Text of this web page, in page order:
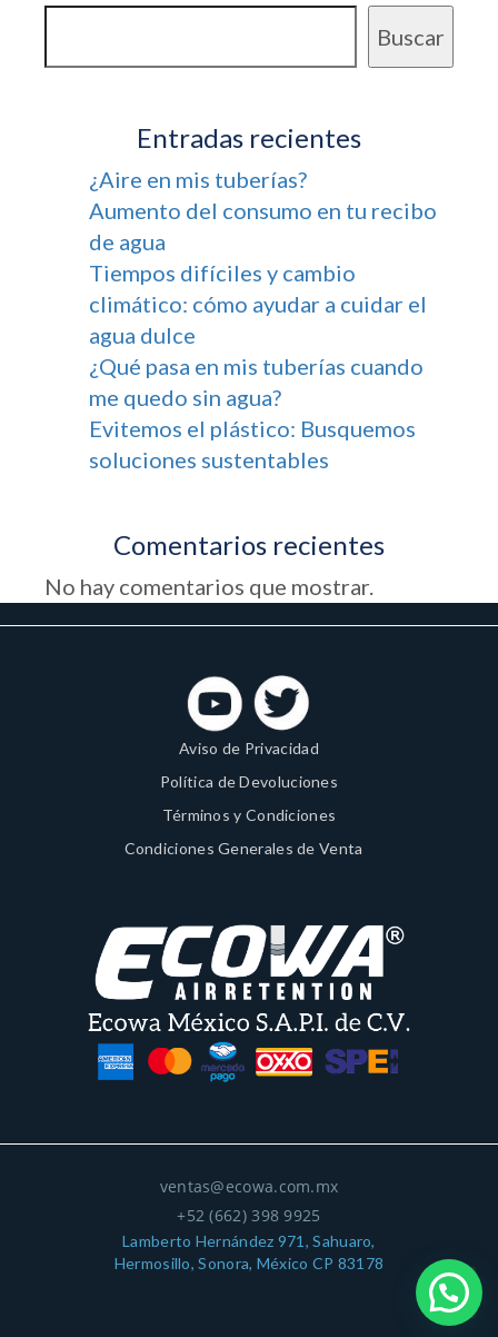
Buscar
Entradas recientes
¿Aire en mis tuberías?
Aumento del consumo en tu recibo
de agua
Tiempos difíciles y cambio
climático: cómo ayudar a cuidar el
agua dulce
¿Qué pasa en mis tuberías cuando
me quedo sin agua?
Evitemos el plástico: Busquemos
soluciones sustentables
Comentarios recientes
No hay comentarios que mostrar.
Aviso de Privacidad
Política de Devoluciones
Términos y Condiciones
Condiciones Generales de Venta
ventas@ecowa.com.mx
+52 (662) 398 9925
Lamberto Hernández 971, Sahuaro,
Hermosillo, Sonora, México CP 83178